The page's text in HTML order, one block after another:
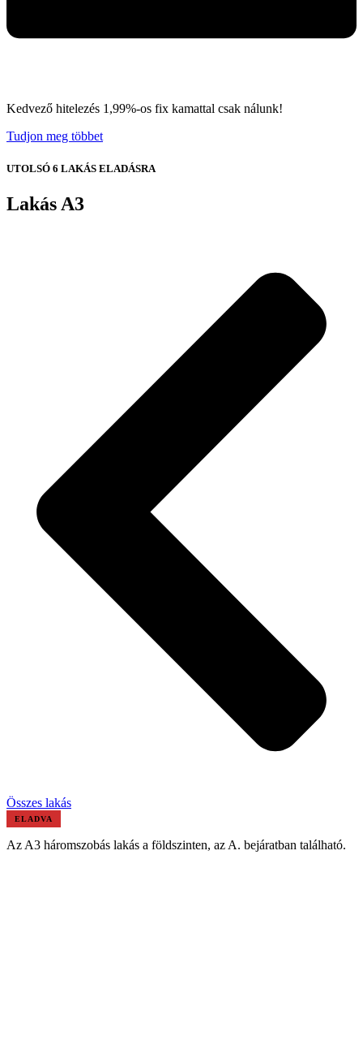
Kedvező hitelezés 1,99%-os fix kamattal csak nálunk!
Tudjon meg többet
UTOLSÓ 6 LAKÁS ELADÁSRA
Lakás A3
Összes lakás
ELADVA
Az A3 háromszobás lakás a földszinten, az A. bejáratban található.